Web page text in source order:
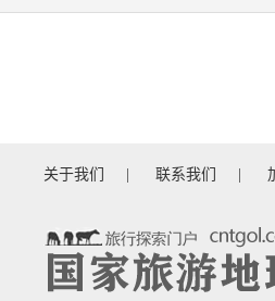
关于我们 联系我们